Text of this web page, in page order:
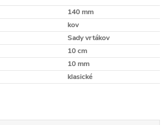
140 mm
kov
Sady vrtákov
10 cm
10 mm
klasické